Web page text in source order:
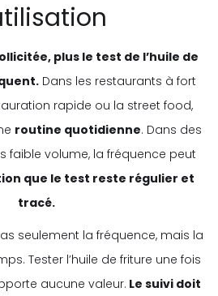
plus le test de l’huile de
Dans les restaurants à fort
rapide ou la street food,
routine quotidienne. Dans des
faible volume, la fréquence peut
que le test reste régulier et
tracé.
seulement la fréquence, mais la
Tester l’huile de friture une fois
aucune valeur. Le suivi doit